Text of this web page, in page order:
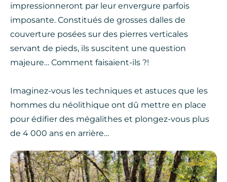
impressionneront par leur envergure parfois
imposante. Constitués de grosses dalles de
couverture posées sur des pierres verticales
servant de pieds, ils suscitent une question
majeure… Comment faisaient-ils ?!
Imaginez-vous les techniques et astuces que les
hommes du néolithique ont dû mettre en place
pour édifier des mégalithes et plongez-vous plus
de 4 000 ans en arrière…